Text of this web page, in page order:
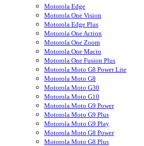
Motorola Edge
Motorola One Vision
Motorola Edge Plus
Motorola One Action
Motorola One Zoom
Motorola One Macro
Motorola One Fusion Plus
Motorola Moto G8 Power Lite
Motorola Moto G8
Motorola Moto G30
Motorola Moto G10
Motorola Moto G9 Power
Motorola Moto G9 Plus
Motorola Moto G9 Play
Motorola Moto G8 Power
Motorola Moto G8 Plus